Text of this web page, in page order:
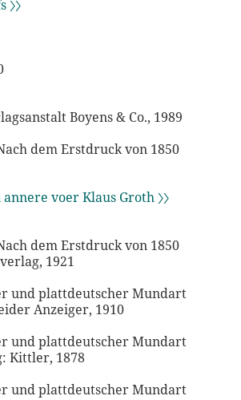
Boyens & Co., 1989
dem Erstdruck von 1850
voer Klaus Groth 〉〉
dem Erstdruck von 1850
1921
und plattdeutscher Mundart
Anzeiger, 1910
und plattdeutscher Mundart
Kittler, 1878
und plattdeutscher Mundart